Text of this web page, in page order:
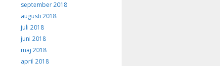
september 2018
augusti 2018
juli 2018
juni 2018
maj 2018
april 2018